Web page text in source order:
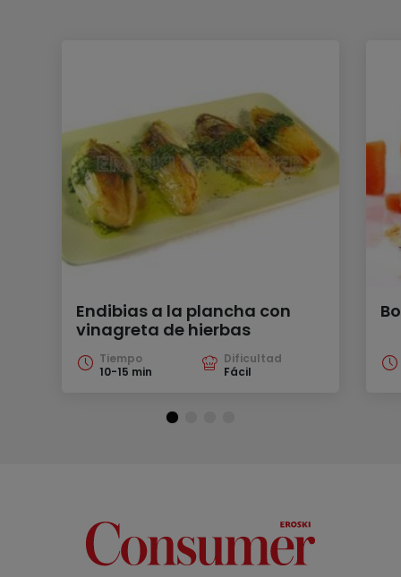
Endibias a la plancha con
vinagreta de hierbas
Tiempo
10-15 min
Dificultad
Fácil